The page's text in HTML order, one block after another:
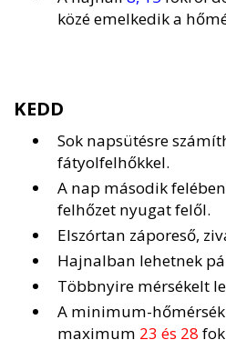
közé emelkedik a
KEDD
Sok napsütésre
fátyolfelhőkkel.
A nap második
felhőzet nyugat felől.
Elszórtan záporeső,
Hajnalban lehetnek
Többnyire mérsékelt
A minimum-
maximum 23 és 28